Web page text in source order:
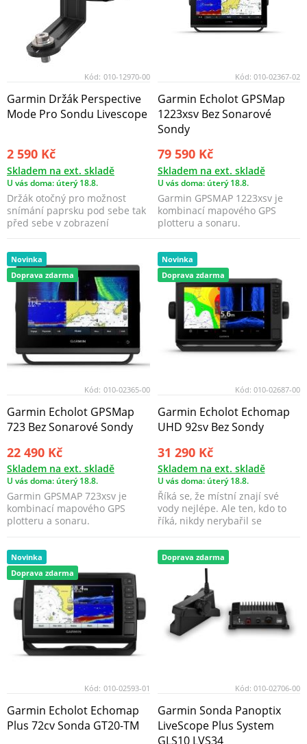
Kód: 010-12970-00
Garmin Držák Perspective
Mode Pro Sondu Livescope
2 590 Kč
Skladem na ext. skladě
U vás doma: úterý 18.8.
Držák otočný pro možnost
snímání paprsku pod sebe tak
před sebe v zobrazení
Kód: 010-02367-02
Garmin Echolot GPSMap
1223xsv Bez Sonarové
Sondy
79 590 Kč
Skladem na ext. skladě
U vás doma: úterý 18.8.
Garmin GPSMAP 1223xsv je
kombinací mapového GPS
plotteru a sonaru.
Novinka
Doprava zdarma
Kód: 010-02365-00
Garmin Echolot GPSMap
723 Bez Sonarové Sondy
22 490 Kč
Skladem na ext. skladě
U vás doma: úterý 18.8.
Garmin GPSMAP 723xsv je
kombinací mapového GPS
plotteru a sonaru.
Novinka
Doprava zdarma
Kód: 010-02687-00
Garmin Echolot Echomap
UHD 92sv Bez Sondy
31 290 Kč
Skladem na ext. skladě
U vás doma: úterý 18.8.
Říká se, že místní znají své
vody nejlépe. Ale ten, kdo to
říká, nikdy nerybařil se
Novinka
Doprava zdarma
Kód: 010-02593-01
Garmin Echolot Echomap
Plus 72cv Sonda GT20-TM
Doprava zdarma
Kód: 010-02706-00
Garmin Sonda Panoptix
LiveScope Plus System
GLS10 LVS34